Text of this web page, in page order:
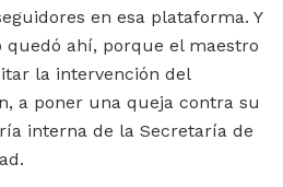
en esa plataforma. Y
quedó ahí, porque el maestro
la intervención del
a poner una queja contra su
interna de la Secretaría de